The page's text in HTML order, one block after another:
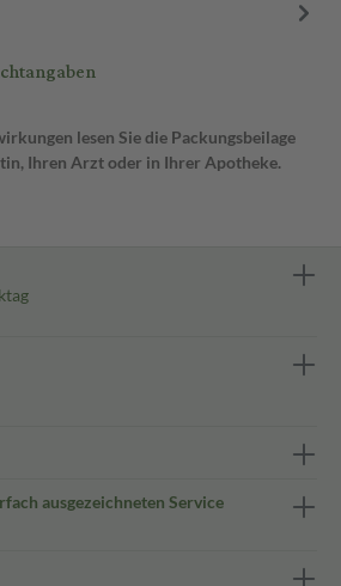
lesen Sie die Packungsbeilage
Ihren Arzt oder in Ihrer Apotheke.
ausgezeichneten Service